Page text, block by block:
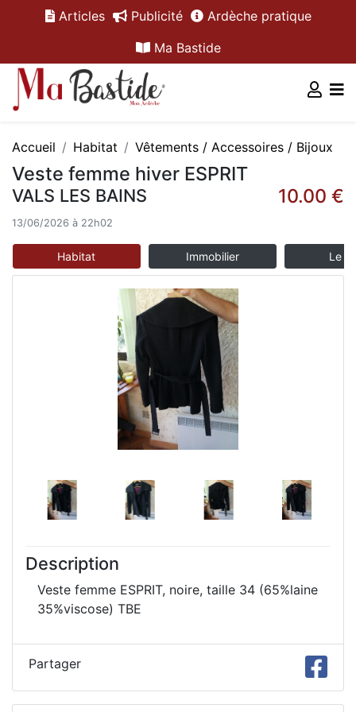
Articles Publicité
Ardèche pratique
Ma Bastide
Accueil Habitat Vêtements / Accessoires / Bijoux
Veste femme hiver ESPRIT
VALS LES BAINS
13/06/2026 à 22h02
10.00 €
Habitat Immobilier Le
Description
Veste femme ESPRIT, noire, taille 34 (65%laine
35%viscose) TBE
Partager